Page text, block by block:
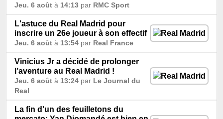
Jeu. 6 août à 14:13 par RMC Sport
L'astuce du Real Madrid pour
inscrire un 26e joueur à son effectif
Jeu. 6 août à 13:54 par Real France
Vinicius Jr a décidé de prolonger
l’aventure au Real Madrid !
Jeu. 6 août à 13:24 par Le Journal du
Real
La fin d'un des feuilletons du